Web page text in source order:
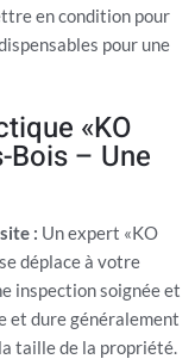
en condition pour
pour une
«KO
Bois – Une
: Un expert «KO
déplace à votre
inspection soignée et
et dure généralement
taille de la propriété.